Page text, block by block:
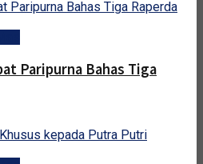
Paripurna Bahas Tiga